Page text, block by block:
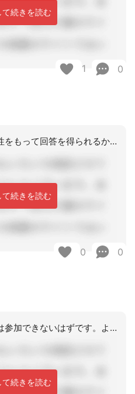
続きを読む
1 0
事務局へ確認した方が確実性をもって回答を得られるかと思いますよ
続きを読む
0 0
タブレットや携帯での研修は参加できないはずです。よく確認した方が良いと思います。
続きを読む